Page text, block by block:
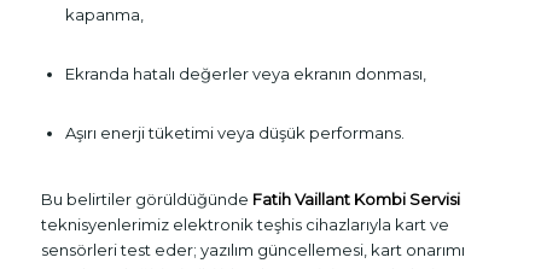
kapanma,
Ekranda hatalı değerler veya ekranın donması,
Aşırı enerji tüketimi veya düşük performans.
Bu belirtiler görüldüğünde Fatih Vaillant Kombi Servisi
teknisyenlerimiz elektronik teşhis cihazlarıyla kart ve
sensörleri test eder; yazılım güncellemesi, kart onarımı